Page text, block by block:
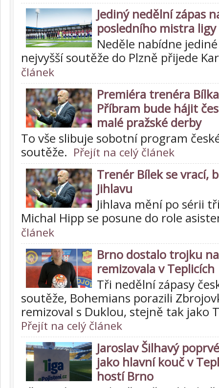
Jediný nedělní zápas
posledního mistra
Neděle nabídne
nejvyšší soutěže do Plzně přijede
článek
Premiéra trenéra
Příbram bude hájit
malé pražské derby
To vše slibuje sobotní program
soutěže. Přejít na celý článek
Trenér Bílek se vrací,
Jihlavu
Jihlava mění po sérii
Michal Hipp se posune do role
článek
Brno dostalo trojku
remizovala v Teplicích
Tři nedělní zápasy
soutěže, Bohemians porazili
remizoval s Duklou, stejně tak jako
Přejít na celý článek
Jaroslav Šilhavý
jako hlavní kouč v
hostí Brno